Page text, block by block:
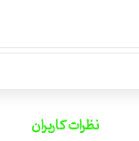
نظرات کاربران